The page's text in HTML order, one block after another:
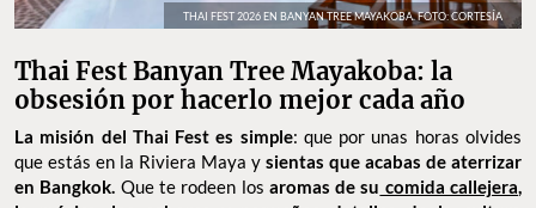
THAI FEST 2026 EN BANYAN TREE MAYAKOBA. FOTO: CORTESÍA
Thai Fest Banyan Tree Mayakoba: la
obsesión por hacerlo mejor cada año
La misión del Thai Fest es simple: que por unas horas olvides
que estás en la Riviera Maya y sientas que acabas de aterrizar
en Bangkok. Que te rodeen los aromas de su comida callejera,